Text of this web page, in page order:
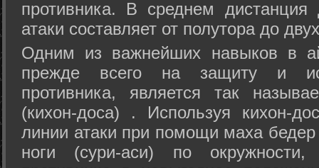
противника. В среднем
атаки составляет от полутора до
Одним из важнейших навыков в
прежде всего на защиту и
противника, является так
(кихон-доса) . Используя кихон-
линии атаки при помощи маха
ноги (сури-аси) по